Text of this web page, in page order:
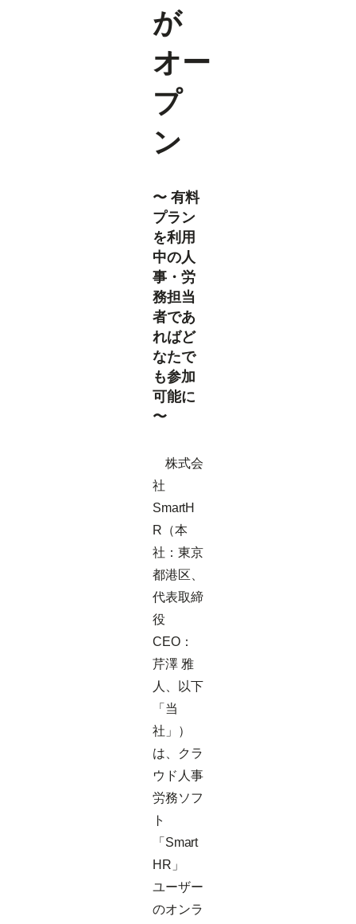
が
オー
プ
ン
〜 有料
プラン
を利用
中の人
事・労
務担当
者であ
ればど
なたで
も参加
可能に
〜
株式会
社
SmartH
R（本
社：東京
都港区、
代表取締
役
CEO：
芹澤 雅
人、以下
「当
社」）
は、クラ
ウド人事
労務ソフ
ト
「Smart
HR」
ユーザー
のオンラ